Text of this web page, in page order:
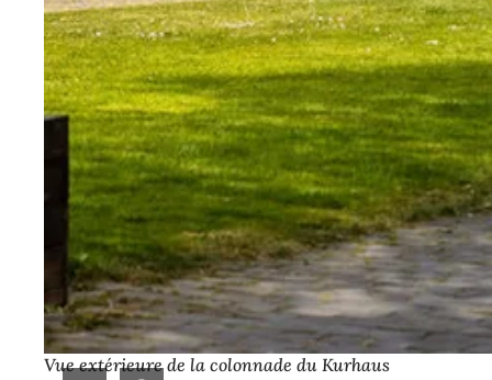
Vue extérieure de la colonnade du Kurhaus